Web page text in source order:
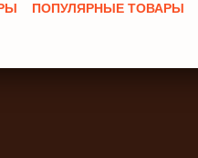
ПОПУЛЯРНЫЕ ТОВАРЫ